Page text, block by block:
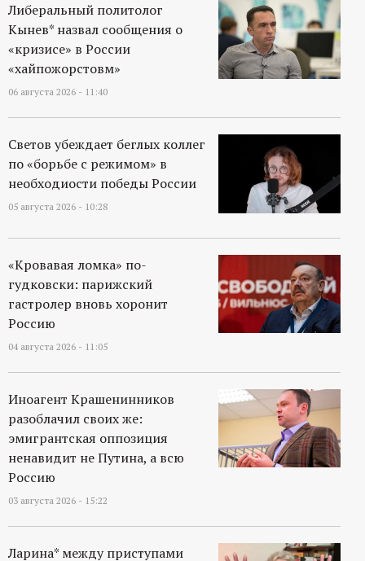
Либеральный политолог
Кынев* назвал сообщения о
«кризисе» в России
«хайпожорстовм»
06 августа 2026 - 11:40
Светов убеждает беглых коллег
по «борьбе с режимом» в
необходиости победы России
05 августа 2026 - 10:28
«Кровавая ломка» по-
гудковски: парижский
гастролер вновь хоронит
Россию
04 августа 2026 - 11:05
Иноагент Крашенинников
разоблачил своих же:
эмигрантская оппозиция
ненавидит не Путина, а всю
Россию
03 августа 2026 - 15:22
Ларина* между приступами